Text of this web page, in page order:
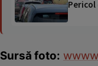
Sursă foto: